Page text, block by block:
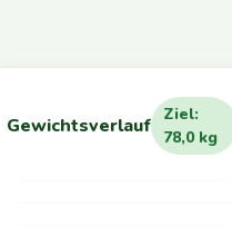
Gewichtsverlauf
Ziel:
78,0 kg